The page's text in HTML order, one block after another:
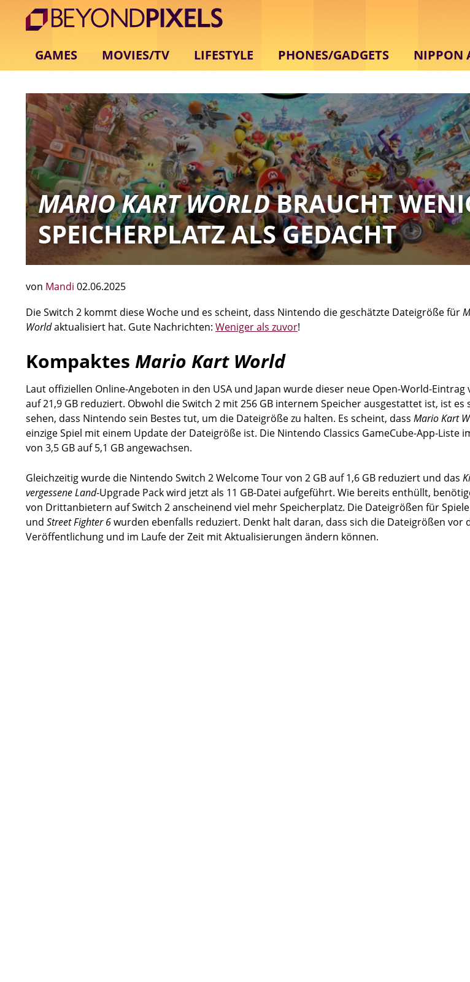
GAMES MOVIES/TV LIFESTYLE PHONES/GADGETS NIPPON
MARIO KART WORLDBRAUCHT
SPEICHERPLATZ ALS GEDACHT
von Mandi 02.06.2025
Die Switch 2 kommt diese Woche und es scheint, dass Nintendo die geschätzte Dateigröße für
Worldaktualisiert hat. Gute Nachrichten: Weniger als zuvor!
Kompaktes Mario Kart World
Laut offiziellen Online-Angeboten in den USA und Japan wurde dieser neue Open-World-Eintrag
auf 21,9 GB reduziert. Obwohl die Switch 2 mit 256 GB internem Speicher ausgestattet ist, ist es
sehen, dass Nintendo sein Bestes tut, um die Dateigröße zu halten. Es scheint, dass Mario Kart
einzige Spiel mit einem Update der Dateigröße ist. Die Nintendo Classics GameCube-App-Liste
von 3,5 GB auf 5,1 GB angewachsen.
Gleichzeitig wurde die Nintendo Switch 2 Welcome Tour von 2 GB auf 1,6 GB reduziert und das
vergessene Land-Upgrade Pack wird jetzt als 11 GB-Datei aufgeführt. Wie bereits enthüllt,
von Drittanbietern auf Switch 2 anscheinend viel mehr Speicherplatz. Die Dateigrößen für
und Street Fighter 6wurden ebenfalls reduziert. Denkt halt daran, dass sich die Dateigrößen vor
Veröffentlichung und im Laufe der Zeit mit Aktualisierungen ändern können.